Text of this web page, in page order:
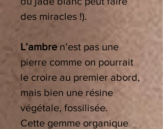
des miracles !).
L’ambre n’est pas une
pierre comme on pourrait
le croire au premier abord,
mais bien une résine
végétale, fossilisée.
Cette gemme organique